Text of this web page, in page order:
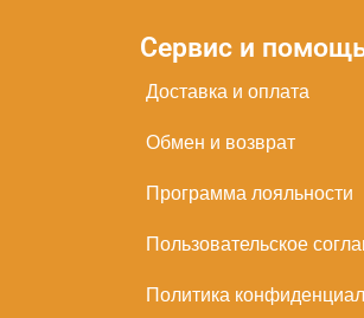
Сервис и
Доставка и оплата
Обмен и возврат
Программа лояльности
Пользовательское
Политика